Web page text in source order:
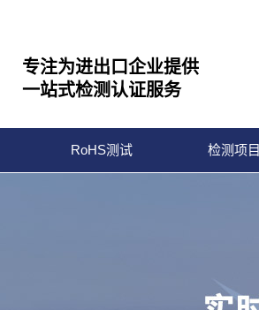
专注为进出口企业提供
一站式检测认证服务
RoHS测试 检测项目